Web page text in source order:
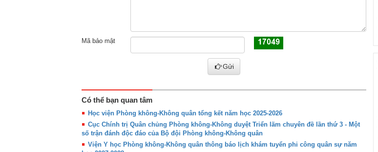
Mã bảo mật
Gửi
Có thể bạn quan tâm
Học viện Phòng không-Không quân tổng kết năm học 2025-2026
Cục Chính trị Quân chủng Phòng không-Không duyệt Triển lãm chuyên đề lần thứ 3 - Một
số trận đánh độc đáo của Bộ đội Phòng không-Không quân
Viện Y học Phòng không-Không quân thông báo lịch khám tuyển phi công quân sự năm